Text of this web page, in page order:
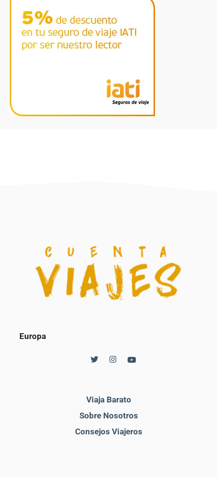
Europa
Viaja Barato
Sobre Nosotros
Consejos Viajeros